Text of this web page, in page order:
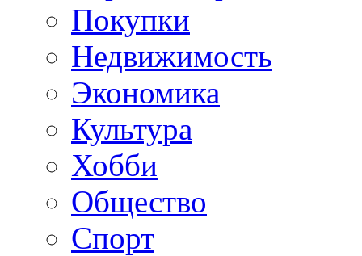
Покупки
Недвижимость
Экономика
Культура
Хобби
Общество
Спорт